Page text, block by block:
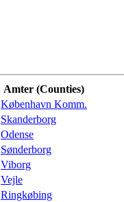
Amter (Counties)
København Komm.
Skanderborg
Odense
Sønderborg
Viborg
Vejle
Ringkøbing